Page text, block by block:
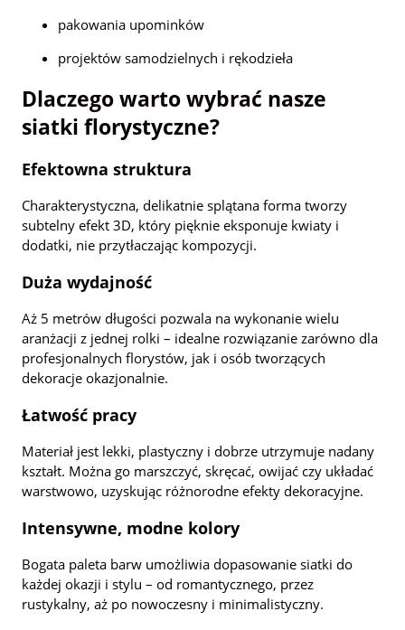
pakowania upominków
projektów samodzielnych i rękodzieła
Dlaczego warto wybrać nasze
siatki florystyczne?
Efektowna struktura
Charakterystyczna, delikatnie splątana forma tworzy
subtelny efekt 3D, który pięknie eksponuje kwiaty i
dodatki, nie przytłaczając kompozycji.
Duża wydajność
Aż 5 metrów długości pozwala na wykonanie wielu
aranżacji z jednej rolki – idealne rozwiązanie zarówno dla
profesjonalnych florystów, jak i osób tworzących
dekoracje okazjonalnie.
Łatwość pracy
Materiał jest lekki, plastyczny i dobrze utrzymuje nadany
kształt. Można go marszczyć, skręcać, owijać czy układać
warstwowo, uzyskując różnorodne efekty dekoracyjne.
Intensywne, modne kolory
Bogata paleta barw umożliwia dopasowanie siatki do
każdej okazji i stylu – od romantycznego, przez
rustykalny, aż po nowoczesny i minimalistyczny.